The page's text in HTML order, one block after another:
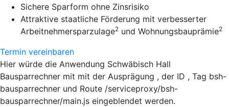
Sichere Sparform ohne Zinsrisiko
Attraktive staatliche Förderung mit verbesserter
Arbeitnehmersparzulage2 und Wohnungsbauprämie2
Termin vereinbaren
Hier würde die Anwendung Schwäbisch Hall
Bausparrechner mit mit der Ausprägung , der ID , Tag bsh-
bausparrechner und Route /serviceproxy/bsh-
bausparrechner/main.js eingeblendet werden.